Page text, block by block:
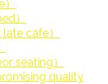
）
cafe）
seating）
quality